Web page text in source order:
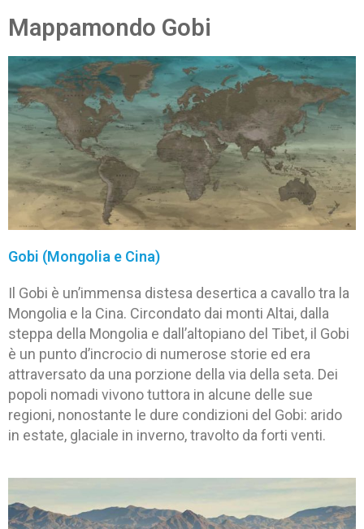
Mappamondo Gobi
Gobi (Mongolia e Cina)
Il Gobi è un’immensa distesa desertica a cavallo tra la
Mongolia e la Cina. Circondato dai monti Altai, dalla
steppa della Mongolia e dall’altopiano del Tibet, il Gobi
è un punto d’incrocio di numerose storie ed era
attraversato da una porzione della via della seta. Dei
popoli nomadi vivono tuttora in alcune delle sue
regioni, nonostante le dure condizioni del Gobi: arido
in estate, glaciale in inverno, travolto da forti venti.